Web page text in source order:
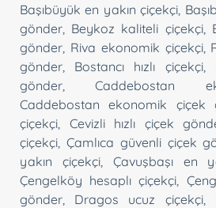
Başıbüyük en yakın çiçekçi
gönder Beykoz kaliteli çiçekçi,
gönder Riva ekonomik çiçekçi,
gönder
Bostancı hızlı çiçekçi,
gönder ,Caddebostan
Caddebostan ekonomik çiçek
çiçekçi
Cevizli hızlı çiçek
çiçekçi Çamlıca güvenli çiçek
yakın çiçekçi, Çavuşbaşı en
Çengelköy hesaplı çiçekçi
gönder
Dragos ucuz çiçekçi,